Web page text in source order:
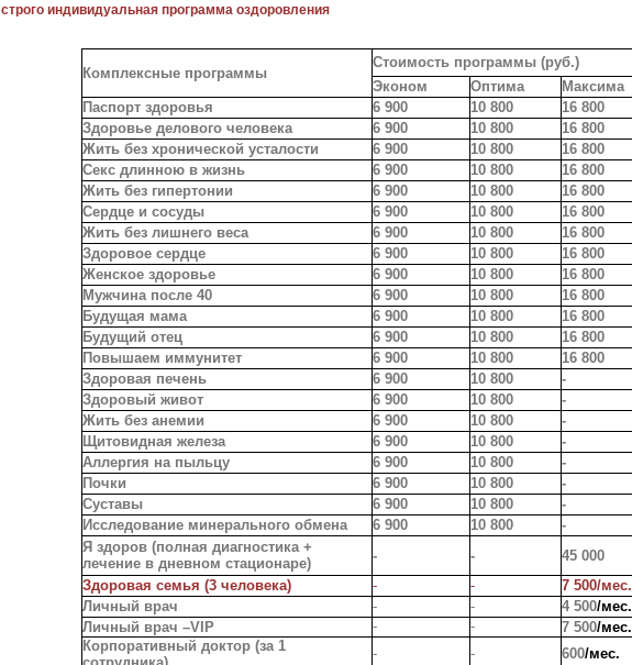
строго индивидуальная программа оздоровления
Комплексные программы
Стоимость программы (руб.)
Эконом
Оптима
Максима
Паспорт здоровья
6 900 10 800
16 800
Здоровье делового человека
6 900 10 800
16 800
Жить без хронической усталости
6 900 10 800
16 800
Секс длинною в жизнь
6 900 10 800
16 800
Жить без гипертонии
6 900 10 800
16 800
Сердце и сосуды
6 900 10 800
16 800
Жить без лишнего веса
6 900 10 800
16 800
Здоровое сердце
6 900 10 800
16 800
Женское здоровье
6 900 10 800
16 800
Мужчина после 40
6 900 10 800
16 800
Будущая мама
6 900 10 800
16 800
Будущий отец
6 900 10 800
16 800
Повышаем иммунитет
6 900 10 800
16 800
Здоровая печень
6 900 10 800
-
Здоровый живот
6 900 10 800
-
Жить без анемии
6 900 10 800
-
Щитовидная железа
6 900 10 800
-
Аллергия на пыльцу
6 900 10 800
-
Почки
6 900 10 800
-
Суставы
6 900 10 800
-
Исследование минерального обмена
6 900 10 800
-
Я здоров (полная диагностика +
лечение в дневном стационаре)
- -
45 000
Здоровая семья (3 человека)
- - 7 500/мес.
Личный врач
- - 4 500/мес.
Личный врач –VIP
- - 7 500/мес.
Корпоративный доктор (за 1
- - 600/мес.